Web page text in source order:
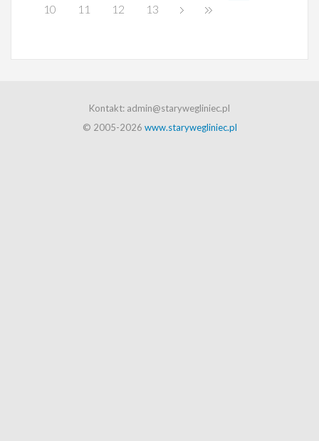
10
11 12 13
Kontakt: admin@starywegliniec.pl
© 2005-2026 www.starywegliniec.pl